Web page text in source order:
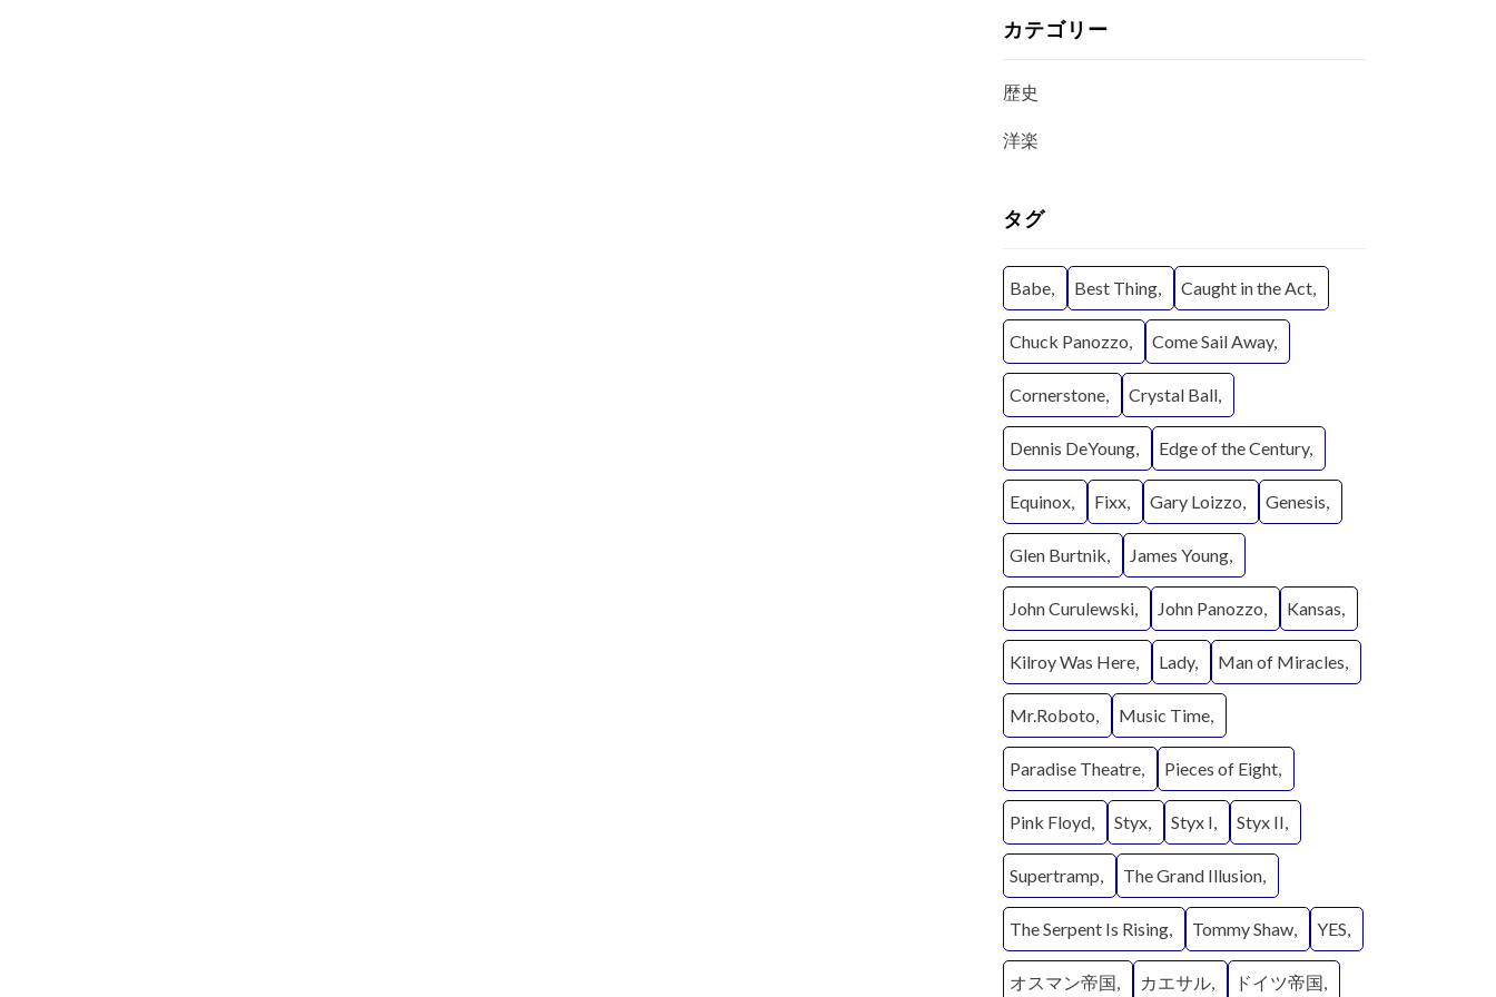
カテゴリー
歴史
洋楽
タグ
Babe Best Thing Caught in the Act
Chuck Panozzo Come Sail Away
Cornerstone Crystal Ball
Dennis DeYoung Edge of the Century
Equinox Fixx Gary Loizzo Genesis
Glen Burtnik James Young
John Curulewski John Panozzo Kansas
Kilroy Was Here Lady Man of Miracles
Mr.Roboto Music Time
Paradise Theatre Pieces of Eight
Pink Floyd Styx Styx I Styx II
Supertramp The Grand Illusion
The Serpent Is Rising Tommy Shaw YES
オスマン帝国 カエサル ドイツ帝国